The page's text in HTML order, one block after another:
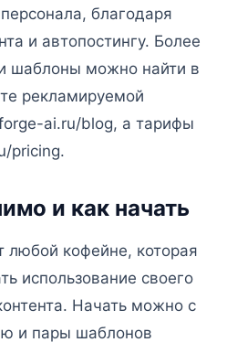
благодаря
и автопостингу. Более
шаблоны можно найти в
рекламируемой
ai.ru/blog, а тарифы
pricing.
и как начать
любой кофейне, которая
использование своего
Начать можно с
и пары шаблонов